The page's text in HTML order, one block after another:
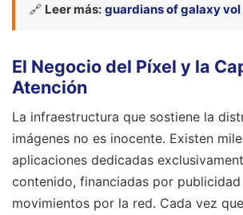
🔗 Leer más: guardians of galaxy vol
El Negocio del Píxel y la
Atención
La infraestructura que sostiene la
imágenes no es inocente. Existen
aplicaciones dedicadas
contenido, financiadas por
movimientos por la red. Cada vez